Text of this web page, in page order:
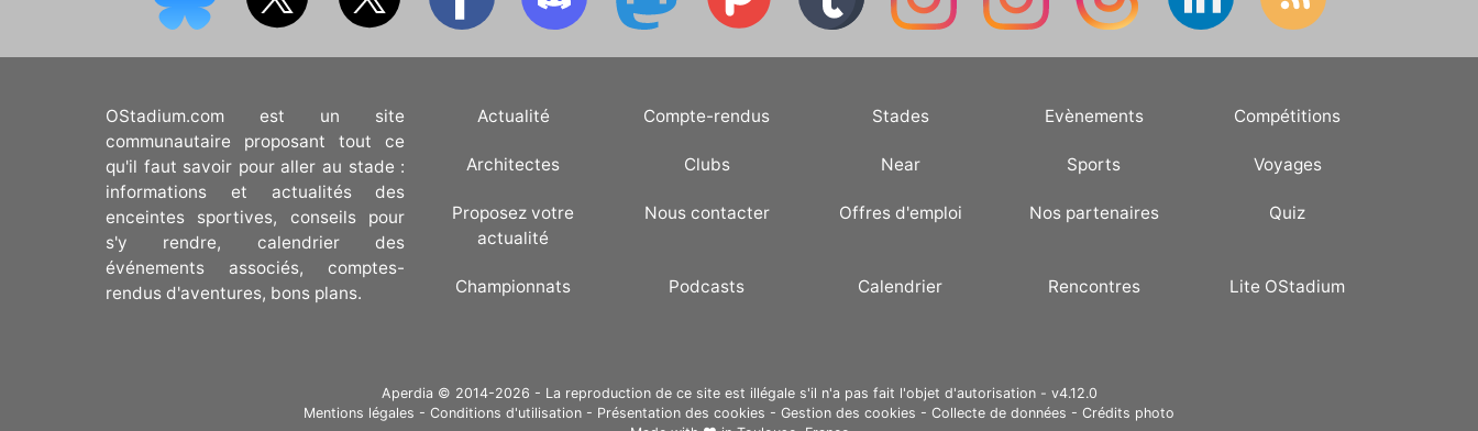
OStadium.com est un site
communautaire proposant tout ce
qu'il faut savoir pour aller au stade :
informations et actualités des
enceintes sportives, conseils pour
s'y rendre, calendrier des
événements associés, comptes-
rendus d'aventures, bons plans.
Actualité Compte-rendus Stades Evènements Compétitions
Architectes Clubs Near Sports Voyages
Proposez votre
actualité
Nous contacter Offres d'emploi Nos partenaires Quiz
Championnats Podcasts Calendrier Rencontres Lite OStadium
Aperdia © 2014-2026 - La reproduction de ce site est illégale s'il n'a pas fait l'objet d'autorisation - v4.12.0
Mentions légales - Conditions d'utilisation - Présentation des cookies - Gestion des cookies - Collecte de données - Crédits photo